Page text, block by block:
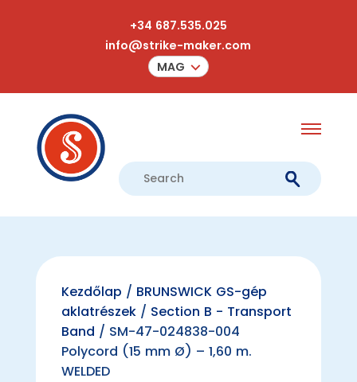
+34 687.535.025
info@strike-maker.com
MAG
Kezdőlap / BRUNSWICK GS-gép
aklatrészek/ Section B - Transport
Band / SM-47-024838-004
Polycord (15 mm Ø) – 1,60 m.
WELDED